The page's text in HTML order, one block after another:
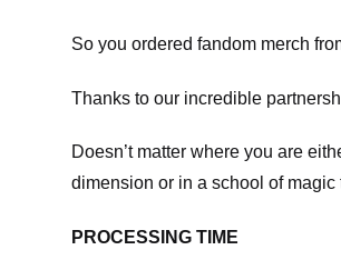
So you ordered fandom merch
Thanks to our incredible
Doesn’t matter where you are
dimension or in a school of
PROCESSING TIME